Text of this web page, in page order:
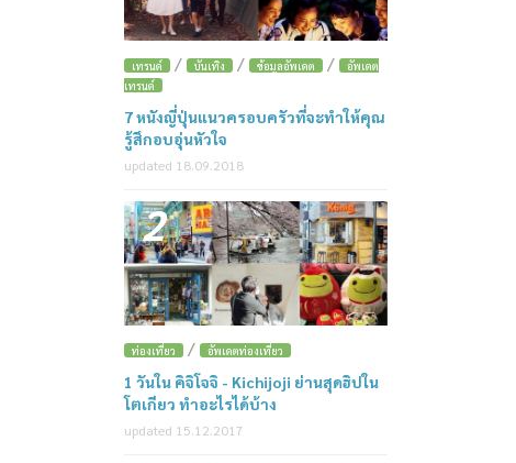
เทรนด์ / บันเทิง / ข้อมูลอัพเดต /
อัพเดต
เทรนด์
7 หนังญี่ปุ่นแนวครอบครัวที่จะทำให้คุณ
รู้สึกอบอุ่นหัวใจ
updated 18.09.2018
2
ท่องเที่ยว / อัพเดตท่องเที่ยว
1 วันใน คิจิโจจิ - Kichijoji ย่านสุดฮิปใน
โตเกียว ทำอะไรได้บ้าง
updated 15.12.2017